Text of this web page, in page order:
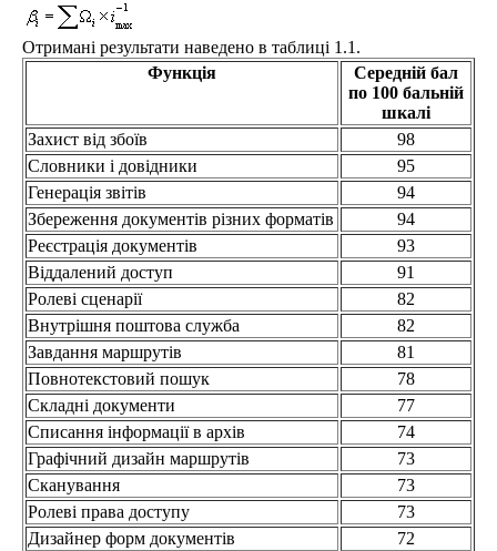
Отримані результати наведено в таблиці 1.1.
Функція
Середній бал
по 100 бальній
шкалі
Захист від збоїв
98
Словники і довідники
95
Генерація звітів
94
Збереження документів різних форматів
94
Реєстрація документів
93
Віддалений доступ
91
Ролеві сценарії
82
Внутрішня поштова служба
82
Завдання маршрутів
81
Повнотекстовий пошук
78
Складні документи
77
Списання інформації в архів
74
Графічний дизайн маршрутів
73
Сканування
73
Ролеві права доступу
73
Дизайнер форм документів
72